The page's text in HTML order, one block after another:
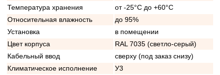
Температура хранения
от -25°C до +60°C
Относительная влажность
до 95%
Установка
в помещении
Цвет корпуса
RAL 7035 (светло-серый)
Кабельный ввод
сверху (под заказ снизу)
Климатическое исполнение
У3